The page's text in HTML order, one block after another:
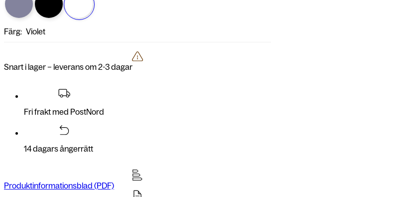
Färg: Violet
Snart i lager – leverans om 2-3 dagar
Fri frakt med PostNord
14 dagars ångerrätt
Produktinformationsblad (PDF)